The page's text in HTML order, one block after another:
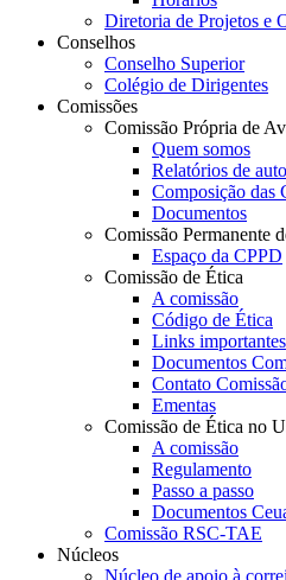
Diretoria de Projetos e
Conselhos
Conselho Superior
Colégio de Dirigentes
Comissões
Comissão Própria de
Quem somos
Relatórios de
Composição das
Documentos
Comissão Permanente
Espaço da CPPD
Comissão de Ética
A comissão
Código de Ética
Links importantes
Documentos
Contato
Ementas
Comissão de Ética no
A comissão
Regulamento
Passo a passo
Documentos
Comissão RSC-TAE
Núcleos
Núcleo de apoio à